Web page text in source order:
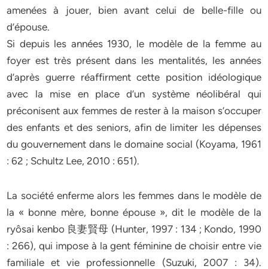
amenées à jouer, bien avant celui de belle-fille ou
d’épouse.
Si depuis les années 1930, le modèle de la femme au
foyer est très présent dans les mentalités, les années
d’après guerre réaffirment cette position idéologique
avec la mise en place d’un système néolibéral qui
préconisent aux femmes de rester à la maison s’occuper
des enfants et des seniors, afin de limiter les dépenses
du gouvernement dans le domaine social (Koyama, 1961
: 62 ; Schultz Lee, 2010 : 651).
La société enferme alors les femmes dans le modèle de
la « bonne mère, bonne épouse », dit le modèle de la
ryôsai kenbo 良妻賢母 (Hunter, 1997 : 134 ; Kondo, 1990
: 266), qui impose à la gent féminine de choisir entre vie
familiale et vie professionnelle (Suzuki, 2007 : 34).